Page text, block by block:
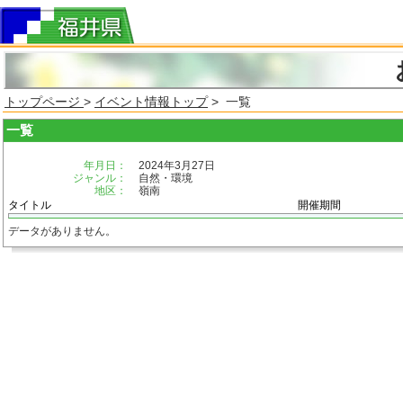
トップページ > イベント情報トップ> 一覧
一覧
年月日：
2024年3月27日
ジャンル：
自然・環境
地区：
嶺南
タイトル
開催期間
データがありません。